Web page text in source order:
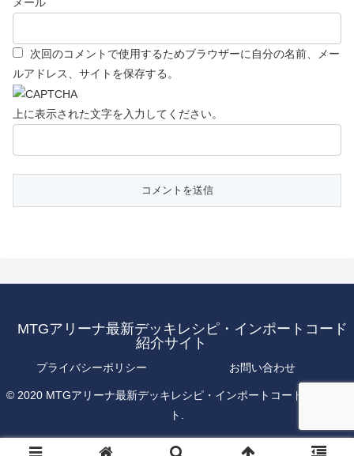
メール
次回のコメントで使用するためブラウザーに自分の名前、メー
ルアドレス、サイトを保存する。
上に表示された文字を入力してください。
MTGアリーナ最新デッキレシピ・インポートコード
紹介サイト
プライバシーポリシー お問い合わせ
© 2020 MTGアリーナ最新デッキレシピ・インポートコード紹介サイ
ト.